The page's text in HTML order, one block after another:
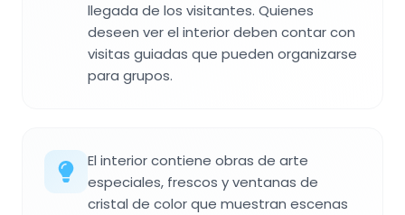
llegada de los visitantes. Quienes
deseen ver el interior deben contar con
visitas guiadas que pueden organizarse
para grupos.
El interior contiene obras de arte
especiales, frescos y ventanas de
cristal de color que muestran escenas